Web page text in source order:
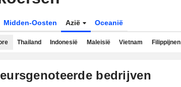
Midden-Oosten Azië Oceanië
Thailand Indonesië Maleisië Vietnam Filippijnen
bedrijven